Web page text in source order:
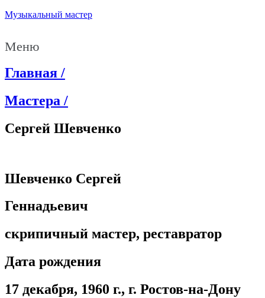
Музыкальный мастер
Меню
Главная /
Мастера /
Сергей Шевченко
Шевченко Сергей
Геннадьевич
скрипичный мастер, реставратор
Дата рождения
17 декабря, 1960 г., г. Ростов-на-Дону